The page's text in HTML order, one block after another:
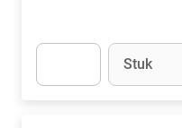
Eenheid
Stuk